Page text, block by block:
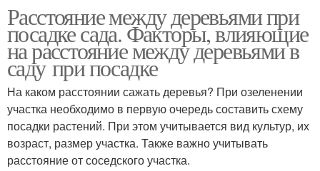
Хвойные крупномера Хвойные культуры
Растения в весеннее
время
Растения к зиме
Морозоустойчивые
Расстояние между деревьями при
посадке сада. Факторы, влияющие
на расстояние между деревьями в
саду при посадке
На каком расстоянии сажать деревья? При озеленении
участка необходимо в первую очередь составить схему
посадки растений. При этом учитывается вид культур, их
возраст, размер участка. Также важно учитывать
расстояние от соседского участка.